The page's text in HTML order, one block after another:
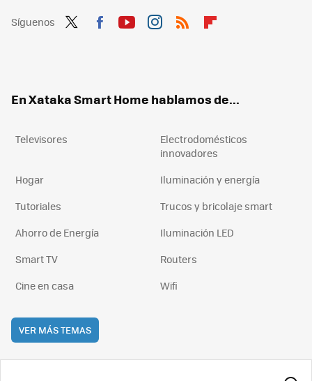
Síguenos
En Xataka Smart Home hablamos de...
Televisores
Electrodomésticos
innovadores
Hogar
Iluminación y energía
Tutoriales
Trucos y bricolaje smart
Ahorro de Energía
Iluminación LED
Smart TV
Routers
Cine en casa
Wifi
VER MÁS TEMAS